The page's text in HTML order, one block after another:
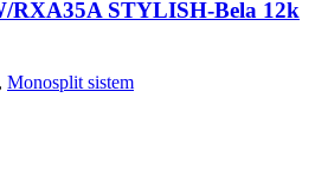
STYLISH-Bela 12k
, Monosplit sistem